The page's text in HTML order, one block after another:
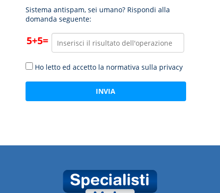
Sistema antispam, sei umano? Rispondi alla
domanda seguente:
5+5=
Ho letto ed accetto la normativa sulla privacy